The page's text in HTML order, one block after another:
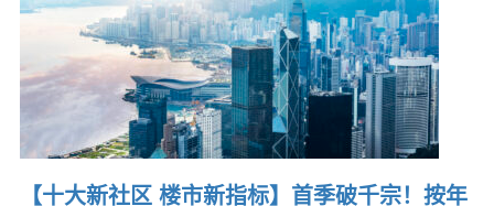
【十大新社区 楼市新指标】首季破千宗！按年